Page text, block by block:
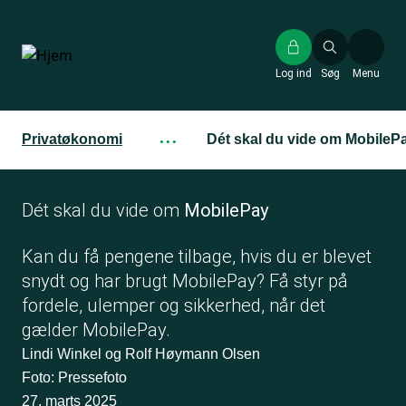
hovedindhold
Søg
Log ind Menu
Privatøkonomi ··· Dét skal du vide om
Dét skal du vide om MobilePay
Kan du få pengene tilbage, hvis du er blevet
snydt og har brugt MobilePay? Få styr på
fordele, ulemper og sikkerhed, når det
gælder MobilePay.
Lindi Winkel og Rolf Høymann Olsen
Foto: Pressefoto
27. marts 2025